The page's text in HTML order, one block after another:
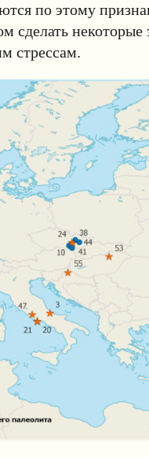
по этому
сделать
стрессам.